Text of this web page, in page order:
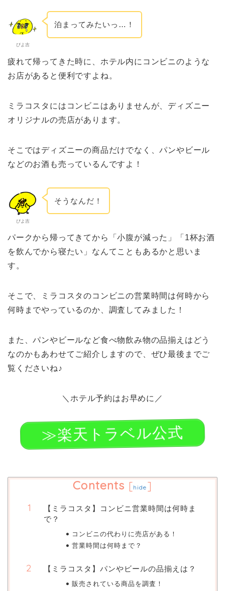
ぴよ吉
泊まってみたいっ…！
疲れて帰ってきた時に、ホテル内にコンビニのような
お店があると便利ですよね。
ミラコスタにはコンビニはありませんが、ディズニー
オリジナルの売店があります。
そこではディズニーの商品だけでなく、パンやビール
などのお酒も売っているんですよ！
ぴよ吉
そうなんだ！
パークから帰ってきてから「小腹が減った」「1杯お酒
を飲んでから寝たい」なんてこともあるかと思いま
す。
そこで、ミラコスタのコンビニの営業時間は何時から
何時までやっているのか、調査してみました！
また、パンやビールなど食べ物飲み物の品揃えはどう
なのかもあわせてご紹介しますので、ぜひ最後までご
覧くださいね♪
＼ホテル予約はお早めに／
≫楽天トラベル公式
Contents [hide ]
【ミラコスタ】コンビニ営業時間は何時ま
で？
コンビニの代わりに売店がある！
営業時間は何時まで？
【ミラコスタ】パンやビールの品揃えは？
販売されている商品を調査！